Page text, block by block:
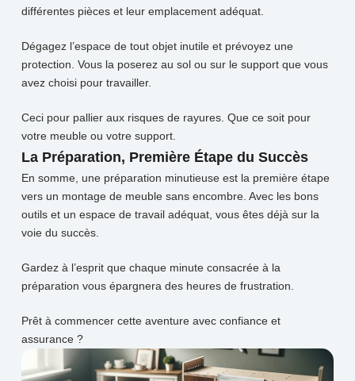
différentes pièces et leur emplacement adéquat.
Dégagez l’espace de tout objet inutile et prévoyez une
protection. Vous la poserez au sol ou sur le support que vous
avez choisi pour travailler.
Ceci pour pallier aux risques de rayures. Que ce soit pour
votre meuble ou votre support.
La Préparation, Première Étape du Succès
En somme, une préparation minutieuse est la première étape
vers un montage de meuble sans encombre. Avec les bons
outils et un espace de travail adéquat, vous êtes déjà sur la
voie du succès.
Gardez à l’esprit que chaque minute consacrée à la
préparation vous épargnera des heures de frustration.
Prêt à commencer cette aventure avec confiance et
assurance ?